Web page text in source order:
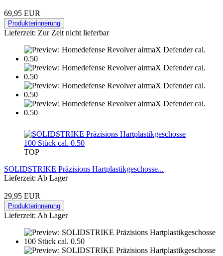
69,95 EUR
Produkterinnerung
Lieferzeit: Zur Zeit nicht lieferbar
TOP
SOLIDSTRIKE Präzisions Hartplastikgeschosse...
Lieferzeit: Ab Lager
29,95 EUR
Produkterinnerung
Lieferzeit: Ab Lager